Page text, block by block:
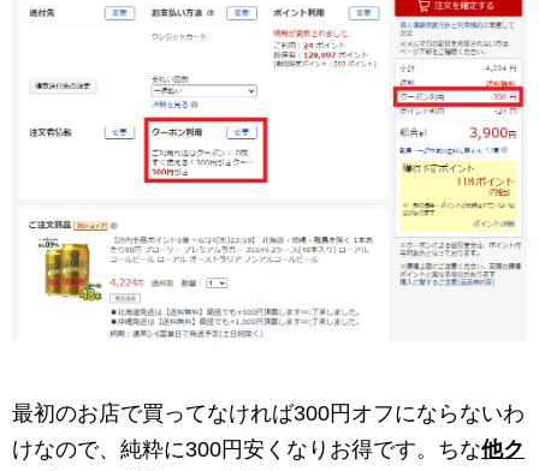
最初のお店で買ってなければ300円オフにならないわ
けなので、純粋に300円安くなりお得です。ちな他ク